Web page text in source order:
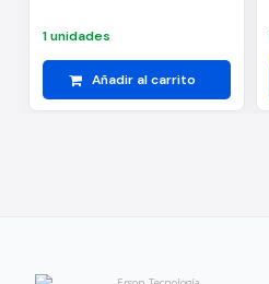
1 unidades
Añadir al carrito